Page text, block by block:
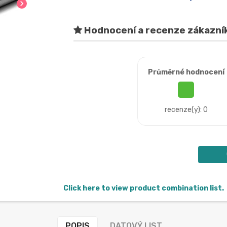
chevron_right
Hodnocení a recenze
Průměrné hodnocení
recenze(y): 0
Click here to view product combination list.